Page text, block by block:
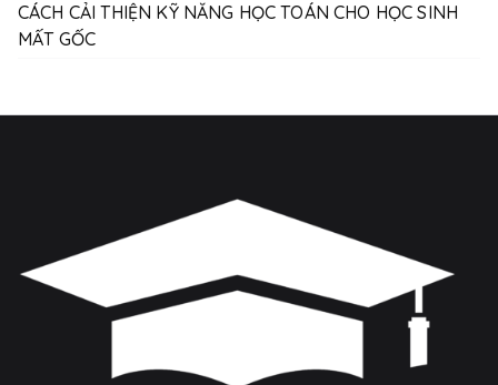
CÁCH CẢI THIỆN KỸ NĂNG HỌC TOÁN CHO HỌC SINH
MẤT GỐC